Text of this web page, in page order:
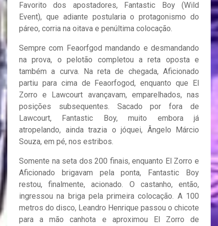
Favorito dos apostadores, Fantastic Boy (Wild
Event), que adiante postularia o protagonismo do
páreo, corria na oitava e penúltima colocação.
Sempre com Feaorfgod mandando e desmandando
na prova, o pelotão completou a reta oposta e
também a curva. Na reta de chegada, Aficionado
partiu para cima de Feaorfogod, enquanto que El
Zorro e Lawcourt avançavam, emparelhados, nas
posições subsequentes. Sacado por fora de
Lawcourt, Fantastic Boy, muito embora já
atropelando, ainda trazia o jóquei, Ângelo Márcio
Souza, em pé, nos estribos.
Somente na seta dos 200 finais, enquanto El Zorro e
Aficionado brigavam pela ponta, Fantastic Boy
restou, finalmente, acionado. O castanho, então,
ingressou na briga pela primeira colocação. A 100
metros do disco, Leandro Henrique passou o chicote
para a mão canhota e aproximou El Zorro de